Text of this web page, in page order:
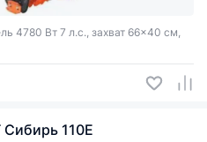
4780 Вт 7 л.с., захват 66x40 см,
110Е